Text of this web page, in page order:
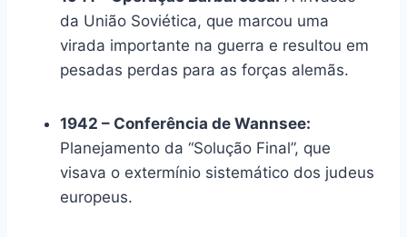
da União Soviética, que marcou uma
virada importante na guerra e resultou em
pesadas perdas para as forças alemãs.
1942 – Conferência de Wannsee:
Planejamento da “Solução Final”, que
visava o extermínio sistemático dos judeus
europeus.